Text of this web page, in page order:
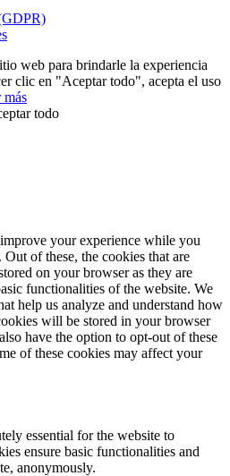
web para brindarle la experiencia
clic en "Aceptar todo", acepta el uso
más
todo
your experience while you
of these, the cookies that are
on your browser as they are
functionalities of the website. We
help us analyze and understand how
will be stored in your browser
have the option to opt-out of these
of these cookies may affect your
essential for the website to
ensure basic functionalities and
anonymously.